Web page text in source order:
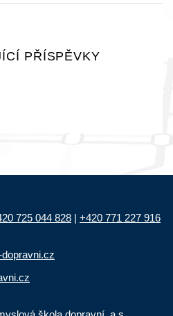
PŘÍSPĚVKY
725 044 828 | +420 771 227 916